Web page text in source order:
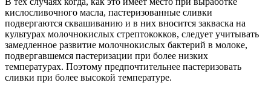
кислосливочного масла, пастеризованные сливки
подвергаются сквашиванию и в них вносится закваска на
культурах молочнокислых стрептококков, следует учитывать
замедленное развитие молочнокислых бактерий в молоке,
подвергавшемся пастеризации при более низких
температурах. Поэтому предпочтительнее пастеризовать
сливки при более высокой температуре.